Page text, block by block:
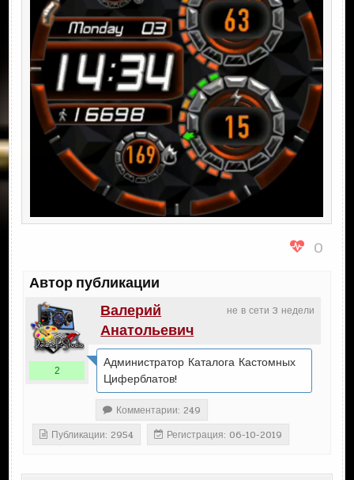
0
Автор публикации
не в сети 3 недели
Валерий
Анатольевич
2
Администратор Каталога Кастомных
Циферблатов!
Комментарии: 249
Публикации: 2954
Регистрация: 06-10-2019